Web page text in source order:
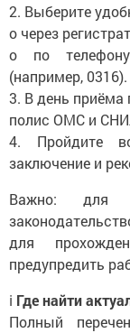
2. Выберите
o через
o по
(например, 0316).
3. В день приёма
полис ОМС и
4. Пройдите
заключение и
Важно: для
для
предупредить
ℹ️ Где найти
Полный